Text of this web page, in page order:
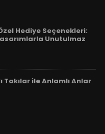
Hediye Seçenekleri:
Unutulmaz
Takılar ile Anlamlı Anlar